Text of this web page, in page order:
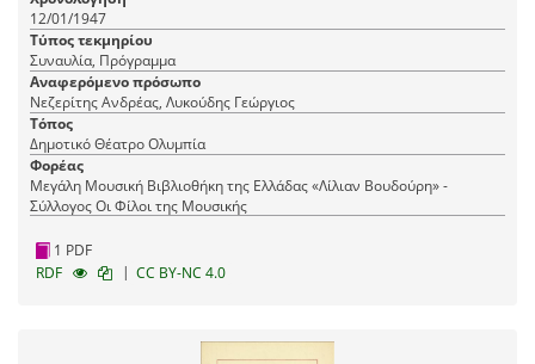
12/01/1947
Τύπος τεκμηρίου
Συναυλία, Πρόγραμμα
Αναφερόμενο πρόσωπο
Νεζερίτης Ανδρέας, Λυκούδης Γεώργιος
Τόπος
Δημοτικό Θέατρο Ολυμπία
Φορέας
Μεγάλη Μουσική Βιβλιοθήκη της Ελλάδας «Λίλιαν Βουδούρη» -
Σύλλογος Οι Φίλοι της Μουσικής
1 PDF
RDF
| CC BY-NC 4.0